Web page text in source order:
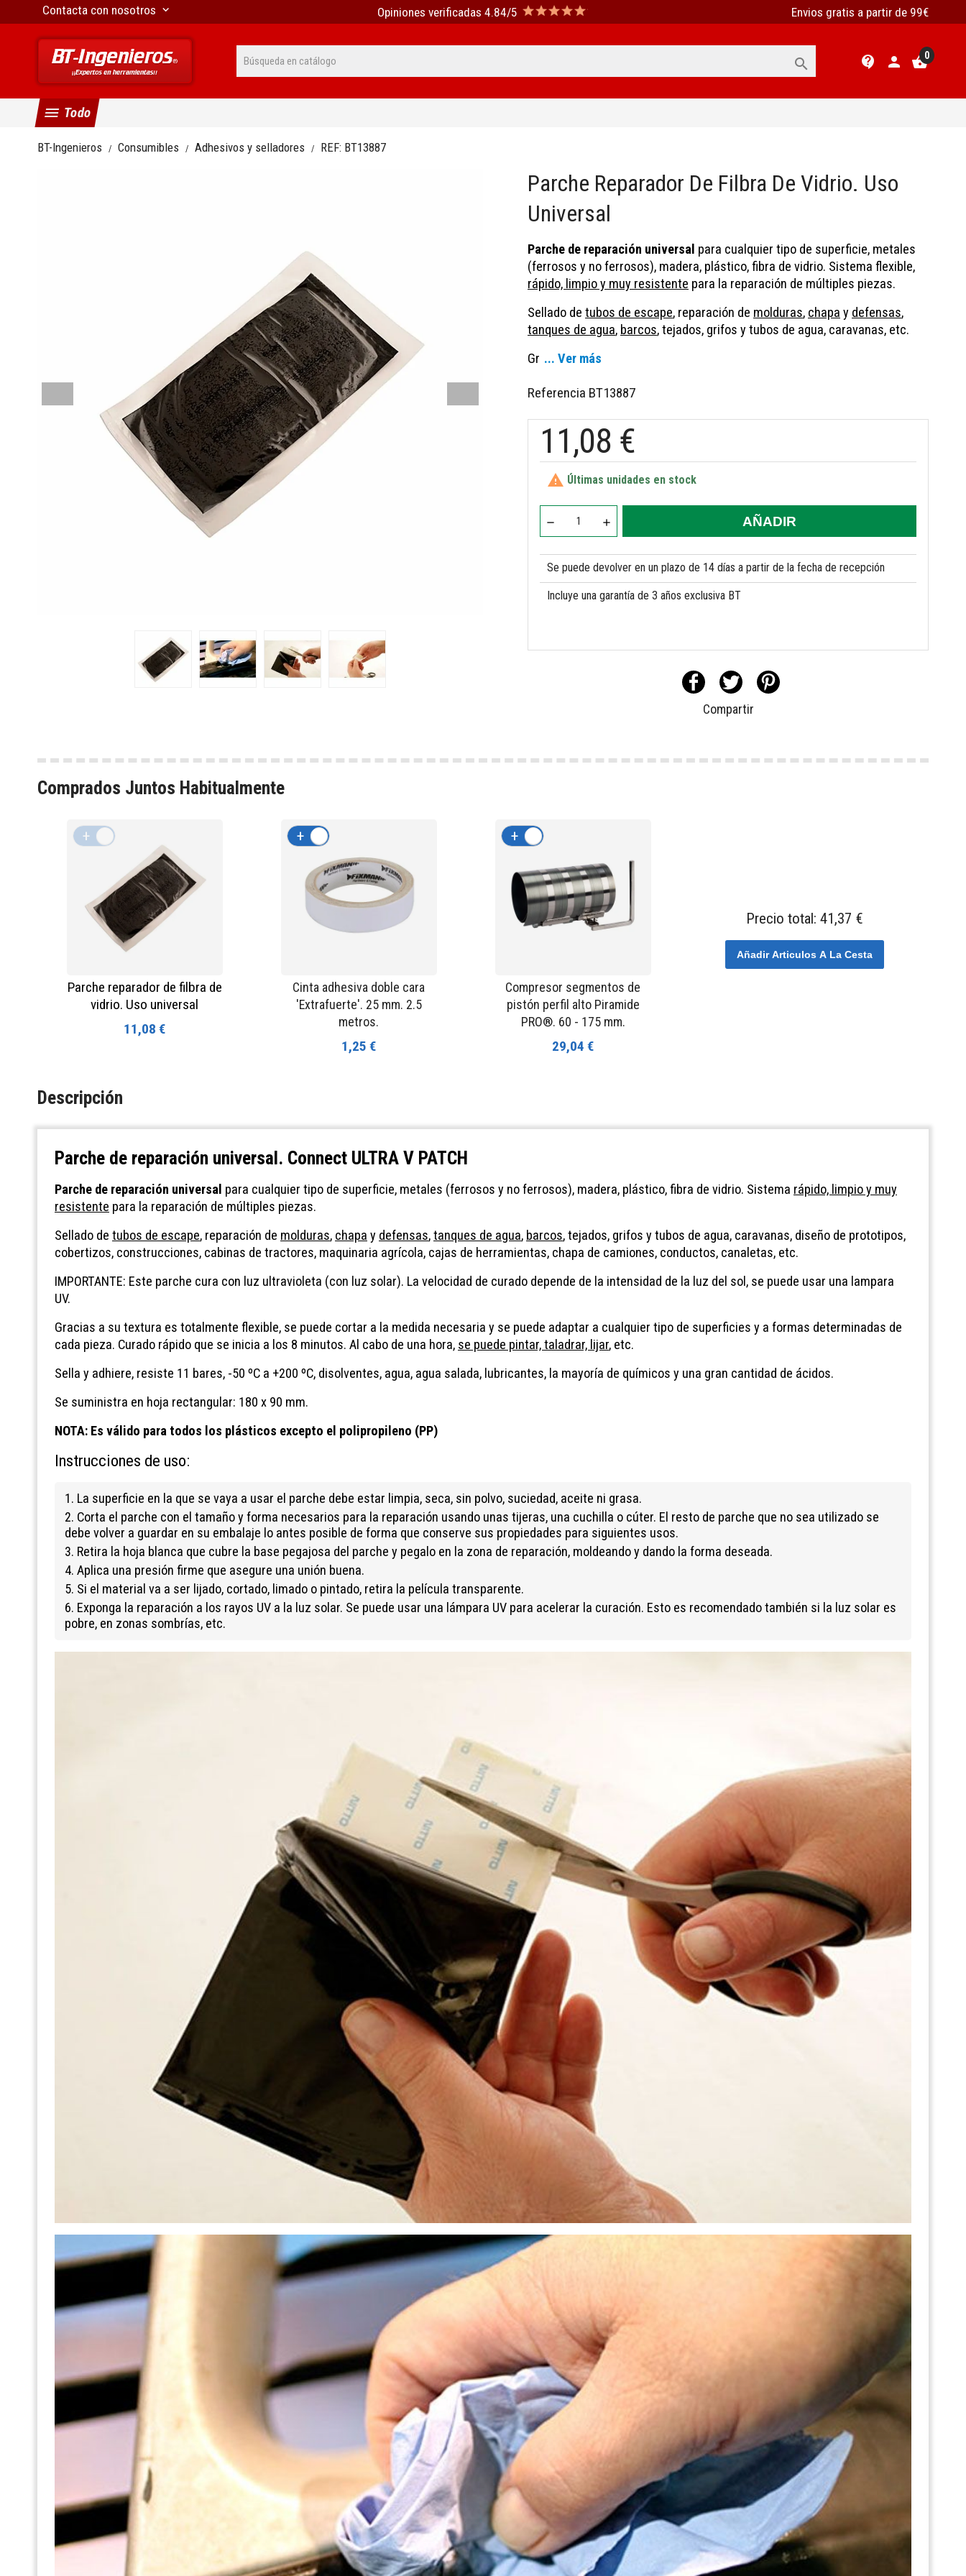
Contacta con nosotros keyboard_arrow_down Opiniones verificadas 4.84/5 Envios gratis a partir de 99€
 contact_support person shopping_basket0
menu Todo
BT-Ingenieros Consumibles Adhesivos y selladores REF: BT13887
Parche Reparador De Filbra De Vidrio. Uso
Universal
Parche de reparación universal para cualquier tipo de superficie, metales
(ferrosos y no ferrosos), madera, plástico, fibra de vidrio. Sistema flexible,
rápido, limpio y muy resistente para la reparación de múltiples piezas.
Sellado de tubos de escape, reparación de molduras, chapa y defensas,
tanques de agua, barcos, tejados, grifos y tubos de agua, caravanas, etc.
Gr ... Ver más
Referencia BT13887
11,08 €
 Últimas unidades en stock
AÑADIR
Se puede devolver en un plazo de 14 días a partir de la fecha de recepción
Incluye una garantía de 3 años exclusiva BT
Compartir
Comprados Juntos Habitualmente
Parche reparador de filbra de
vidrio. Uso universal
11,08 €
+
Cinta adhesiva doble cara
'Extrafuerte'. 25 mm. 2.5
metros.
1,25 €
+
Compresor segmentos de
pistón perfil alto Piramide
PRO®. 60 - 175 mm.
29,04 €
+
Precio total: 41,37 €
Añadir Articulos A La Cesta
Descripción
Parche de reparación universal. Connect ULTRA V PATCH
Parche de reparación universal para cualquier tipo de superficie, metales (ferrosos y no ferrosos), madera, plástico, fibra de vidrio. Sistema rápido, limpio y muy
resistente para la reparación de múltiples piezas.
Sellado de tubos de escape, reparación de molduras, chapa y defensas,tanques de agua, barcos, tejados, grifos y tubos de agua, caravanas, diseño de prototipos,
cobertizos, construcciones, cabinas de tractores, maquinaria agrícola, cajas de herramientas, chapa de camiones, conductos, canaletas, etc.
IMPORTANTE: Este parche cura con luz ultravioleta (con luz solar). La velocidad de curado depende de la intensidad de la luz del sol, se puede usar una lampara
UV.
Gracias a su textura es totalmente flexible, se puede cortar a la medida necesaria y se puede adaptar a cualquier tipo de superficies y a formas determinadas de
cada pieza. Curado rápido que se inicia a los 8 minutos. Al cabo de una hora, se puede pintar, taladrar, lijar, etc.
Sella y adhiere, resiste 11 bares, -50 ºC a +200 ºC, disolventes, agua, agua salada, lubricantes, la mayoría de químicos y una gran cantidad de ácidos.
Se suministra en hoja rectangular: 180 x 90 mm.
NOTA: Es válido para todos los plásticos excepto el polipropileno (PP)
Instrucciones de uso:
1. La superficie en la que se vaya a usar el parche debe estar limpia, seca, sin polvo, suciedad, aceite ni grasa.
2. Corta el parche con el tamaño y forma necesarios para la reparación usando unas tijeras, una cuchilla o cúter. El resto de parche que no sea utilizado se
debe volver a guardar en su embalaje lo antes posible de forma que conserve sus propiedades para siguientes usos.
3. Retira la hoja blanca que cubre la base pegajosa del parche y pegalo en la zona de reparación, moldeando y dando la forma deseada.
4. Aplica una presión firme que asegure una unión buena.
5. Si el material va a ser lijado, cortado, limado o pintado, retira la película transparente.
6. Exponga la reparación a los rayos UV a la luz solar. Se puede usar una lámpara UV para acelerar la curación. Esto es recomendado también si la luz solar es
pobre, en zonas sombrías, etc.